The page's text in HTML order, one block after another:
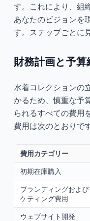
す。これにより、組
あなたのビジョンを
す。ステップごとに
財務計画と予算
水着コレクションの
かるため、慎重な予
られるすべての費用
費用は次のとおりです
費用カテゴリー
初期在庫購入
ブランディングおよ
ケティング費用
ウェブサイト開発